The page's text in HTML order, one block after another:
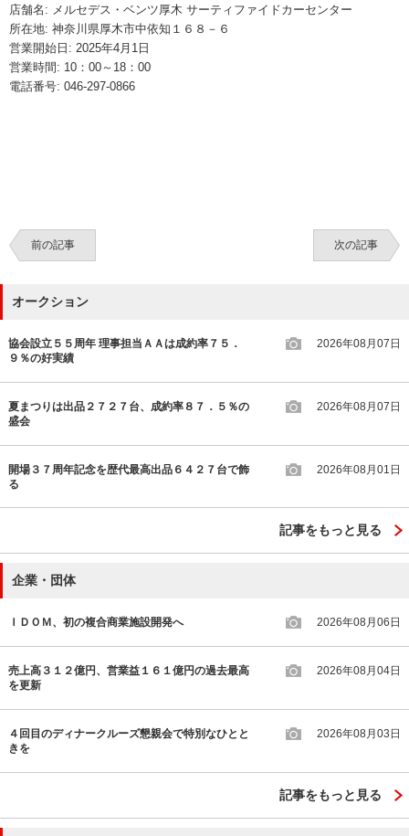
店舗名: メルセデス・ベンツ厚木 サーティファイドカーセンター
所在地: 神奈川県厚木市中依知１６８－６
営業開始日: 2025年4月1日
営業時間: 10：00～18：00
電話番号: 046-297-0866
前の記事 次の記事
オークション
協会設立５５周年 理事担当ＡＡは成約率７５．
９％の好実績
2026年08月07日
夏まつりは出品２７２７台、成約率８７．５％の
盛会
2026年08月07日
開場３７周年記念を歴代最高出品６４２７台で飾
る
2026年08月01日
記事をもっと見る
企業・団体
ＩＤＯＭ、初の複合商業施設開発へ 2026年08月06日
売上高３１２億円、営業益１６１億円の過去最高
を更新
2026年08月04日
４回目のディナークルーズ懇親会で特別なひとと
きを
2026年08月03日
記事をもっと見る